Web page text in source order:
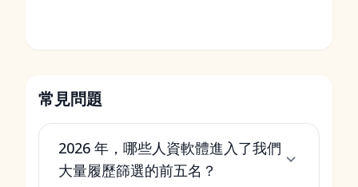
常見問題
2026 年，哪些人資軟體進入了我們
大量履歷篩選的前五名？